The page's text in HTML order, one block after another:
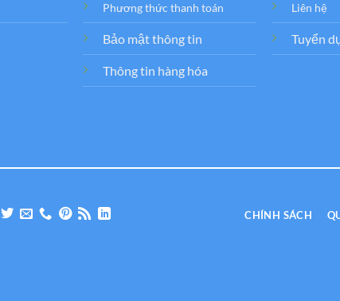
Phương thức thanh toán
Bảo mật thông tin
Thông tin hàng hóa
Liên hệ
Tuyển
CHÍNH SÁCH